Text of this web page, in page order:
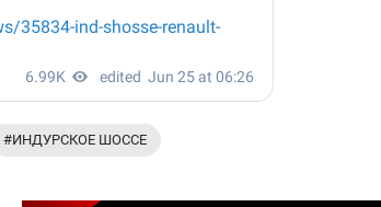
#ИНДУРСКОЕ ШОССЕ